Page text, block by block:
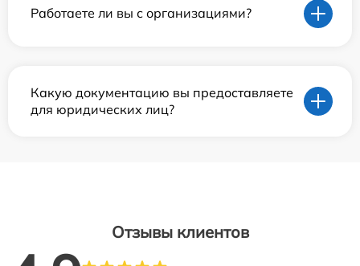
Работаете ли вы с организациями?
Какую документацию вы предоставляете
для юридических лиц?
Отзывы клиентов